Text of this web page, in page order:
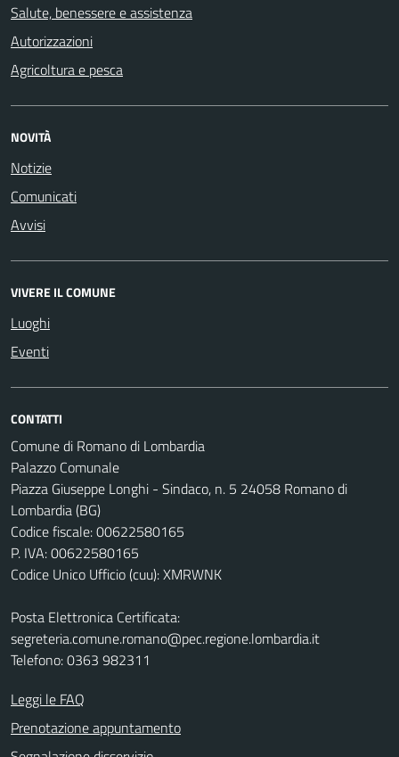
Salute, benessere e assistenza
Autorizzazioni
Agricoltura e pesca
NOVITÀ
Notizie
Comunicati
Avvisi
VIVERE IL COMUNE
Luoghi
Eventi
CONTATTI
Comune di Romano di Lombardia
Palazzo Comunale
Piazza Giuseppe Longhi - Sindaco, n. 5 24058 Romano di
Lombardia (BG)
Codice fiscale: 00622580165
P. IVA: 00622580165
Codice Unico Ufficio (cuu): XMRWNK
Posta Elettronica Certificata:
segreteria.comune.romano@pec.regione.lombardia.it
Telefono: 0363 982311
Leggi le FAQ
Prenotazione appuntamento